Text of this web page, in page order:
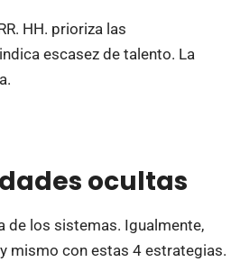
HH. prioriza las
escasez de talento. La
ocultas
de los sistemas. Igualmente,
mismo con estas 4 estrategias.